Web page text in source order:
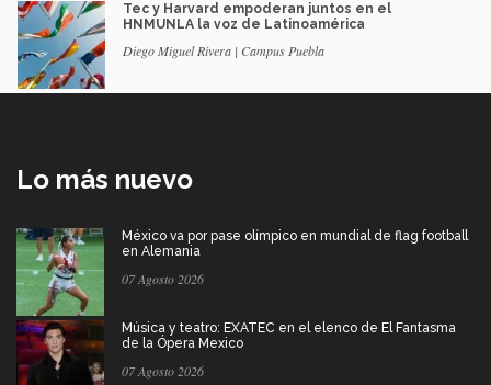
Tec y Harvard empoderan juntos en el
HNMUNLA la voz de Latinoamérica
Diego Miguel Rivera | Campus Puebla
Lo más nuevo
México va por pase olímpico en mundial de flag football
en Alemania
07 Agosto 2026
Música y teatro: EXATEC en el elenco de El Fantasma
de la Ópera Mexico
07 Agosto 2026